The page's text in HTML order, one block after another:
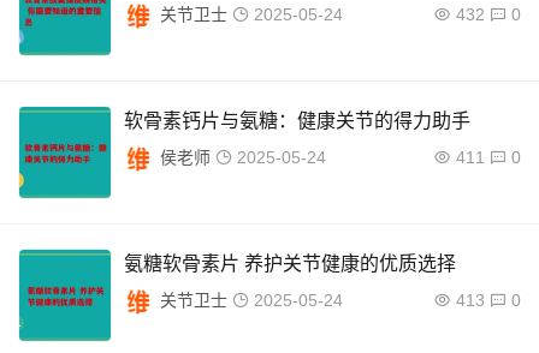
关节卫士 2025-05-24 432 0
软骨素钙片与氨糖：健康关节的得力助手
侯老师 2025-05-24 411 0
氨糖软骨素片 养护关节健康的优质选择
关节卫士 2025-05-24 413 0